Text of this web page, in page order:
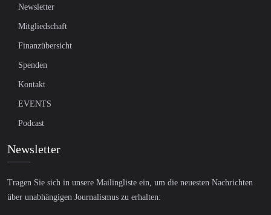
Newsletter
Mitgliedschaft
Finanzübersicht
Spenden
Kontakt
EVENTS
Podcast
Newsletter
Tragen Sie sich in unsere Mailingliste ein, um die neuesten Nachrichten
über unabhängigen Journalismus zu erhalten: